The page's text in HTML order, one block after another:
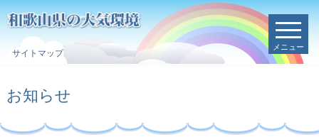
サイトマップ
メニュー
お知らせ